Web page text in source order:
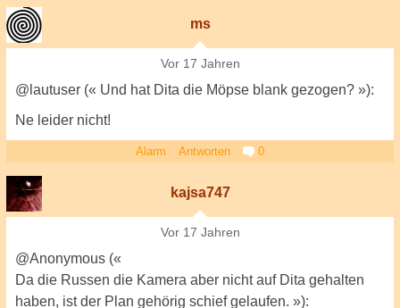
ms
Vor 17 Jahren
@lautuser (« Und hat Dita die Möpse blank gezogen? »):
Ne leider nicht!
Alarm Antworten 0
kajsa747
Vor 17 Jahren
@Anonymous («
Da die Russen die Kamera aber nicht auf Dita gehalten
haben, ist der Plan gehörig schief gelaufen. »):